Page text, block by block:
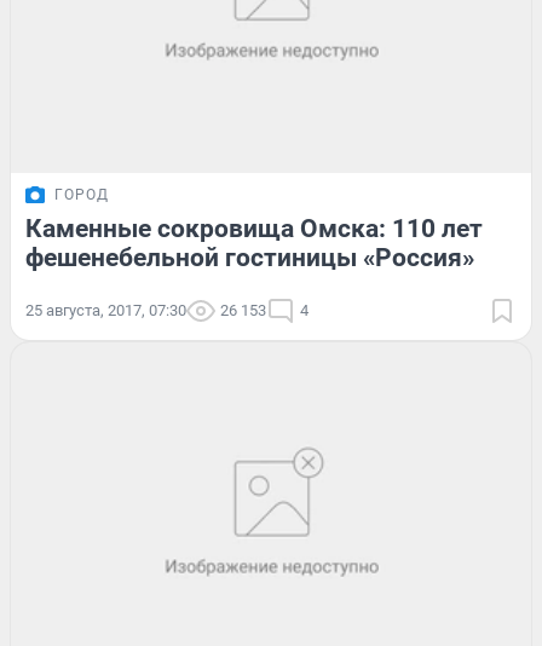
ГОРОД
Каменные сокровища Омска: 110 лет
фешенебельной гостиницы «Россия»
25 августа, 2017, 07:30 26 153 4